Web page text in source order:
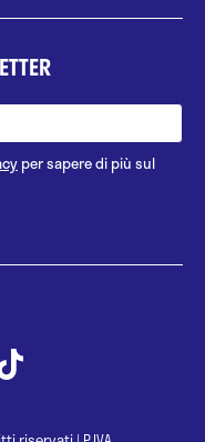
per sapere di più sul